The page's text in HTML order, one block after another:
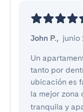
John P., junio
Un
tanto por
ubicación es
la mejor zona
tranquila y